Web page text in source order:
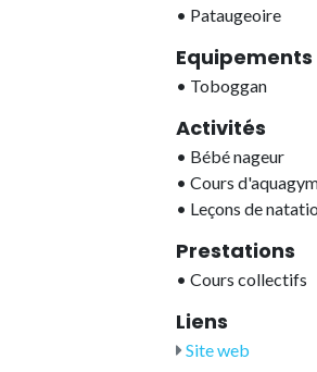
• Pataugeoire
• Toboggan
Activités
• Bébé nageur
• Cours
• Leçons de
Prestations
• Cours collectifs
Liens
Site web